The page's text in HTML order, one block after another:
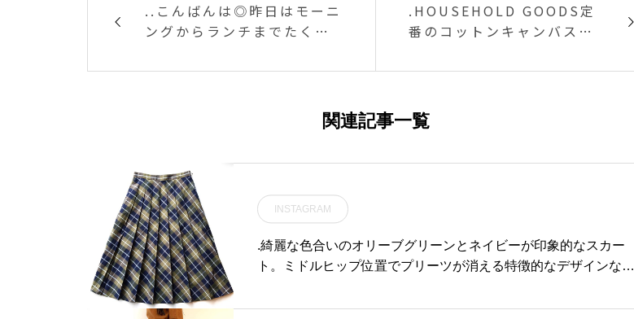
..こんばんは◎昨日はモーニ
ングからランチまでたくさ
うございました！..土日祝の
りました◎11時30分からの
ご予約のみになります。た
待ちしております。tel..08
52-61-5888..明日も朝9時
からモーニングオープンし
ております。たくさんのご
来店お待ちしております♡..
こちらのページも随時更新
中です。チェックお願いし
.HOUSEHOLD GOODS定
番のコットンキャンバスの
カラーはネイビーとスモー
使用。使い込むほどに擦れ
などで馴染み味のある自分
s#logobag #logotote#b
ag#hausmatsue #島根#
松江
関連記事一覧
INSTAGRAM
.綺麗な色合いのオリーブグリーンとネイビーが印象的なスカー
ト。ミドルヒップ位置でプリーツが消える特徴的なデザインなの
color ネイビーsize Ⅱ#margarethowell #windowpane check #skirt